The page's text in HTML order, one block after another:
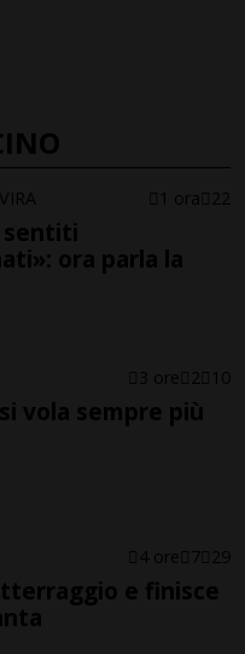
1 ora 22
sentiti
ora parla la
3 ore 2 10
vola sempre più
4 ore 7 29
e finisce